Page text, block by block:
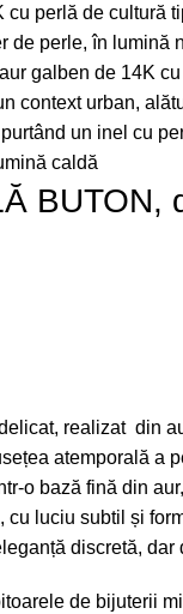
BUTON,
realizat din
atemporală a
o bază fină din
cu luciu subtil și
discretă, dar
de bijuterii